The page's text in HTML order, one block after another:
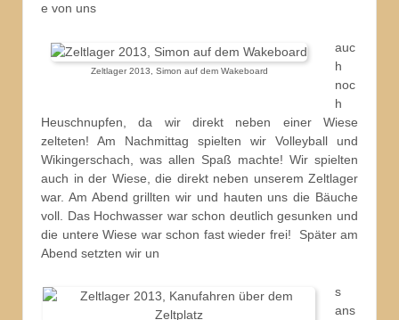
e von uns
Zeltlager 2013, Simon auf dem Wakeboard
auc
h
noc
h
Heuschnupfen, da wir direkt neben einer Wiese
zelteten! Am Nachmittag spielten wir Volleyball und
Wikingerschach, was allen Spaß machte! Wir spielten
auch in der Wiese, die direkt neben unserem Zeltlager
war. Am Abend grillten wir und hauten uns die Bäuche
voll. Das Hochwasser war schon deutlich gesunken und
die untere Wiese war schon fast wieder frei! Später am
Abend setzten wir un
s
ans